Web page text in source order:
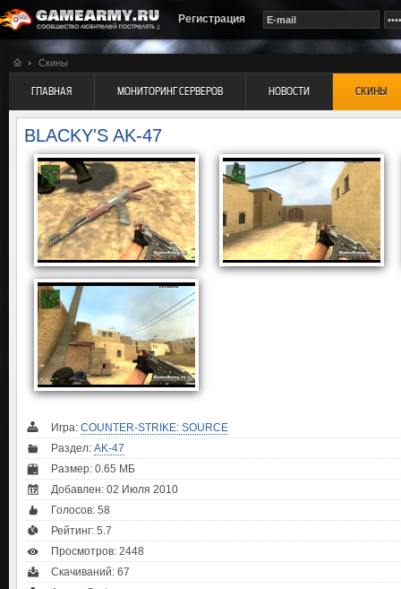
Регистрация
Скины
ГЛАВНАЯ МОНИТОРИНГ СЕРВЕРОВ НОВОСТИ СКИНЫ
BLACKY'S AK-47
Игра: COUNTER-STRIKE: SOURCE
Раздел: AK-47
Размер: 0.65 МБ
Добавлен: 02 Июля 2010
Голосов: 58
Рейтинг: 5.7
Просмотров: 2448
Скачиваний: 67